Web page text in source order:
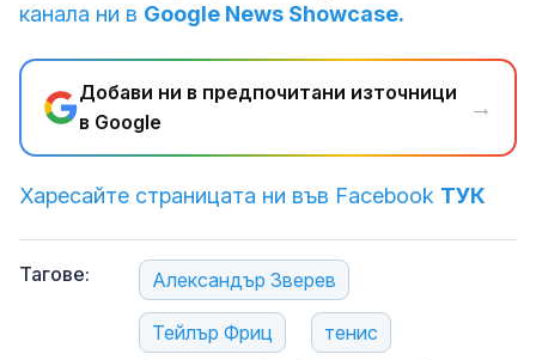
канала ни в Google News Showcase.
Добави ни в предпочитани източници
в Google
→
Харесайте страницата ни във Facebook ТУК
Тагове: Александър Зверев
Тейлър Фриц тенис